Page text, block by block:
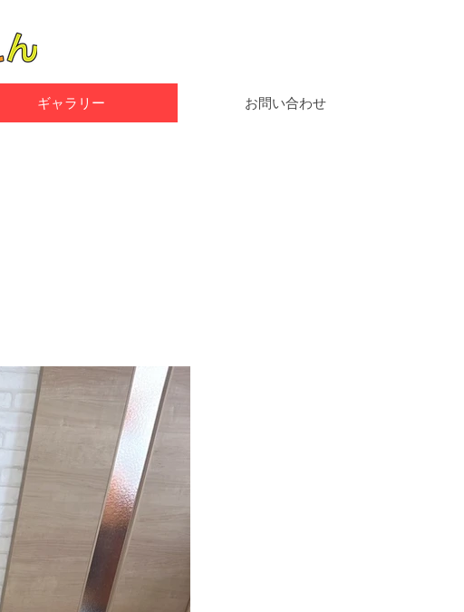
ギャラリー お問い合わせ